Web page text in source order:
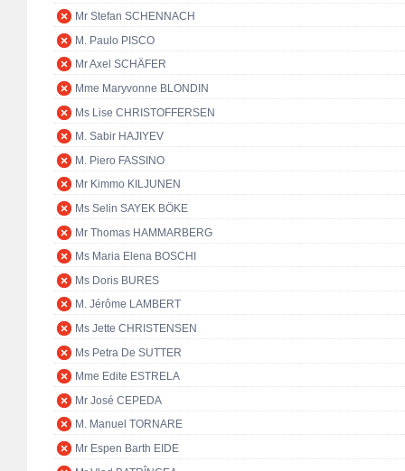
Mr Stefan SCHENNACH
M. Paulo PISCO
Mr Axel SCHÄFER
Mme Maryvonne BLONDIN
Ms Lise CHRISTOFFERSEN
M. Sabir HAJIYEV
M. Piero FASSINO
Mr Kimmo KILJUNEN
Ms Selin SAYEK BÖKE
Mr Thomas HAMMARBERG
Ms Maria Elena BOSCHI
Ms Doris BURES
M. Jérôme LAMBERT
Ms Jette CHRISTENSEN
Ms Petra De SUTTER
Mme Edite ESTRELA
Mr José CEPEDA
M. Manuel TORNARE
Mr Espen Barth EIDE